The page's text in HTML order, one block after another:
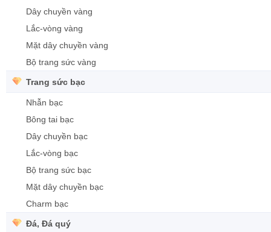
Dây chuyền vàng
Lắc-vòng vàng
Mặt dây chuyền vàng
Bộ trang sức vàng
Trang sức bạc
Nhẫn bạc
Bông tai bạc
Dây chuyền bạc
Lắc-vòng bạc
Bộ trang sức bạc
Mặt dây chuyền bạc
Charm bạc
Đá, Đá quý